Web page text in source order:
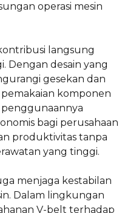
operasi mesin
langsung
Dengan desain yang
gesekan dan
komponen
penggunaannya
bagi perusahaan
produktivitas tanpa
yang tinggi.
menjaga kestabilan
Dalam lingkungan
V-belt terhadap